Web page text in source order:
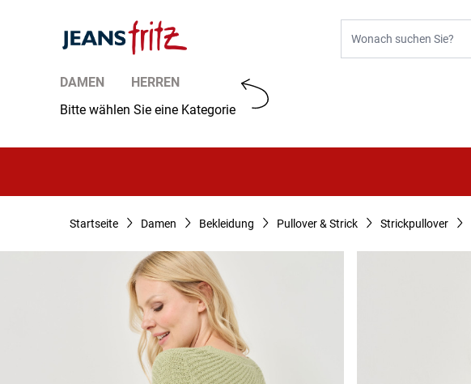
DAMEN
HERREN
Bitte wählen Sie eine Kategorie
Startseite Damen Bekleidung Pullover & Strick Strickpullover